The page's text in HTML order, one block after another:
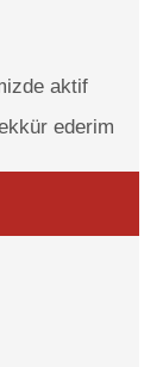
aktif
ederim